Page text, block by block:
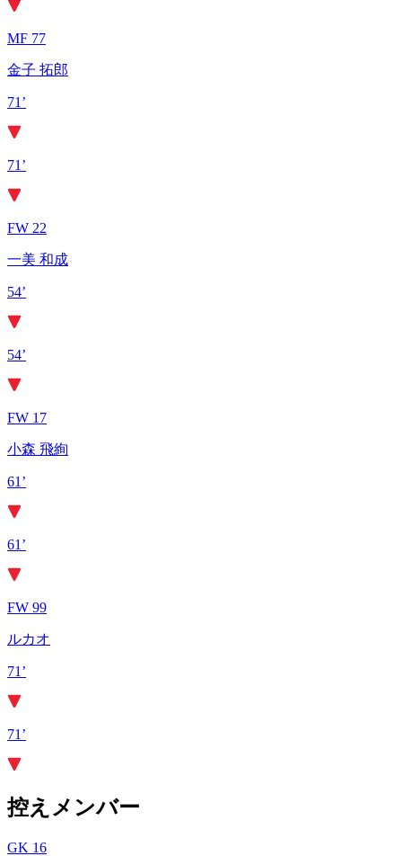
MF 77
金子 拓郎
71’
71’
FW 22
一美 和成
54’
54’
FW 17
小森 飛絢
61’
61’
FW 99
ルカオ
71’
71’
控えメンバー
GK 16